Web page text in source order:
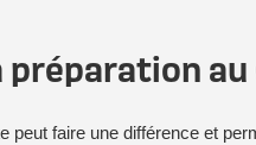
préparation
faire une différence et